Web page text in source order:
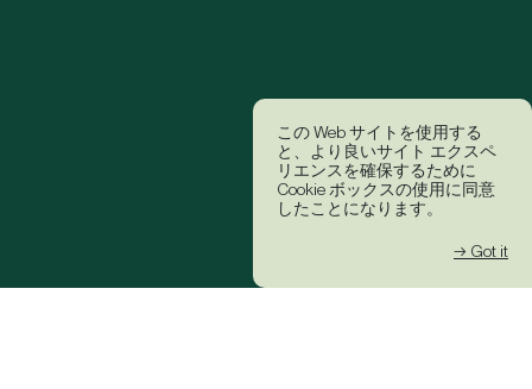
この Web サイトを使用する
と、より良いサイト エクスペ
リエンスを確保するために
Cookie ボックスの使用に同意
したことになります。
→ Got it